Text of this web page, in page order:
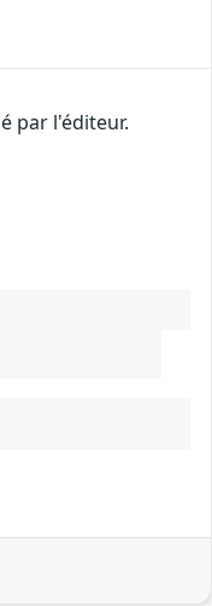
par l'éditeur.